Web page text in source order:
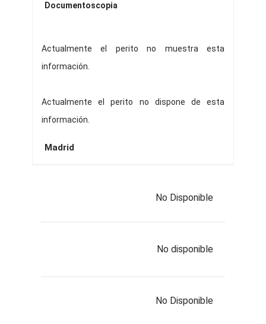
Documentoscopia
Actualmente el perito no muestra esta
información.
Actualmente el perito no dispone de esta
información.
Madrid
No Disponible
No disponible
No Disponible